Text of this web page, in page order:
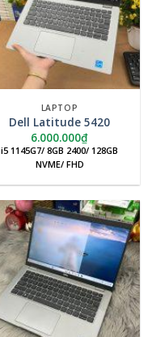
LAPTOP
Dell Latitude 5420
6.000.000₫
i5 1145G7/ 8GB 2400/ 128GB
NVME/ FHD